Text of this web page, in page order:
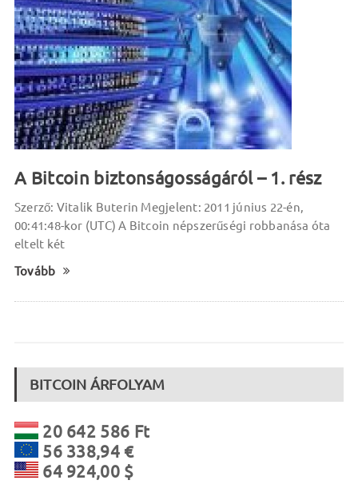
A Bitcoin biztonságosságáról – 1. rész
Szerző: Vitalik Buterin Megjelent: 2011 június 22-én,
00:41:48-kor (UTC) A Bitcoin népszerűségi robbanása óta
eltelt két
Tovább
BITCOIN ÁRFOLYAM
20 642 586 Ft
56 338,94 €
64 924,00 $